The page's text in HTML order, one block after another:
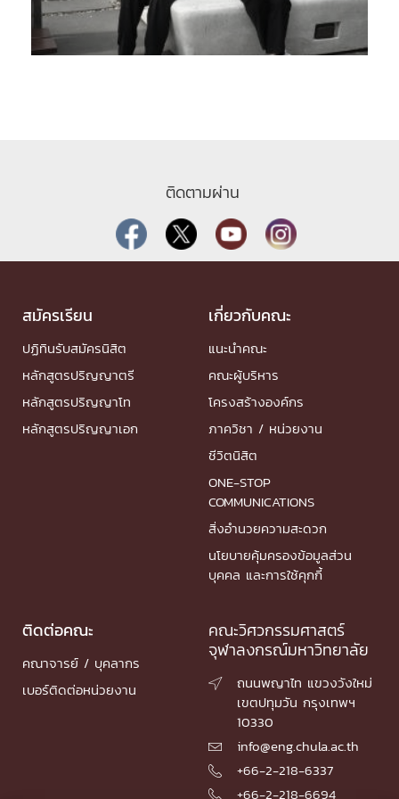
ติดตามผ่าน
สมัครเรียน
ปฏิทินรับสมัครนิสิต
หลักสูตรปริญญาตรี
หลักสูตรปริญญาโท
หลักสูตรปริญญาเอก
เกี่ยวกับคณะ
แนะนำคณะ
คณะผู้บริหาร
โครงสร้างองค์กร
ภาควิชา / หน่วยงาน
ชีวิตนิสิต
ONE-STOP
COMMUNICATIONS
สิ่งอำนวยความสะดวก
นโยบายคุ้มครองข้อมูลส่วน
บุคคล และการใช้คุกกี้
ติดต่อคณะ
คณาจารย์ / บุคลากร
เบอร์ติดต่อหน่วยงาน
คณะวิศวกรรมศาสตร์
จุฬาลงกรณ์มหาวิทยาลัย

ถนนพญาไท แขวงวังใหม่
เขตปทุมวัน กรุงเทพฯ
10330
 info@eng.chula.ac.th
 +66-2-218-6337
 +66-2-218-6694